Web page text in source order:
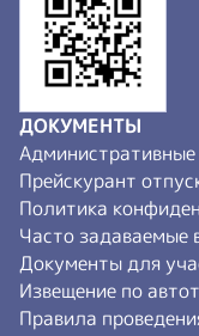
ДОКУМЕНТЫ
Прейскурант
Политика
Часто задаваемые
Документы для
Извещение по
Правила